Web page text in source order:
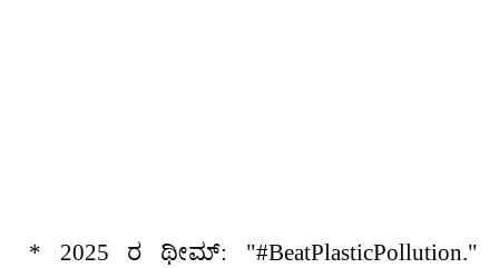
* 2025 ರ ಥೀಮ್: "#BeatPlasticPollution."